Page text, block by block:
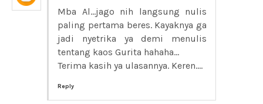
Mba Al...jago nih langsung nulis
paling pertama beres. Kayaknya ga
jadi nyetrika ya demi menulis
tentang kaos Gurita hahaha...
Terima kasih ya ulasannya. Keren....
Reply